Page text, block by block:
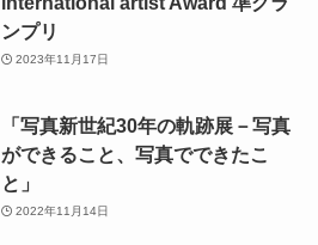
ンプリ
2023年11月17日
「写真新世紀30年の軌跡展－写真
ができること、写真でできたこ
と」
2022年11月14日